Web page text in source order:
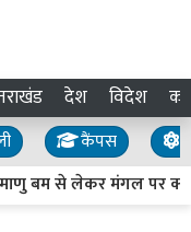
देश विदेश
कैंपस
बम से लेकर मंगल पर